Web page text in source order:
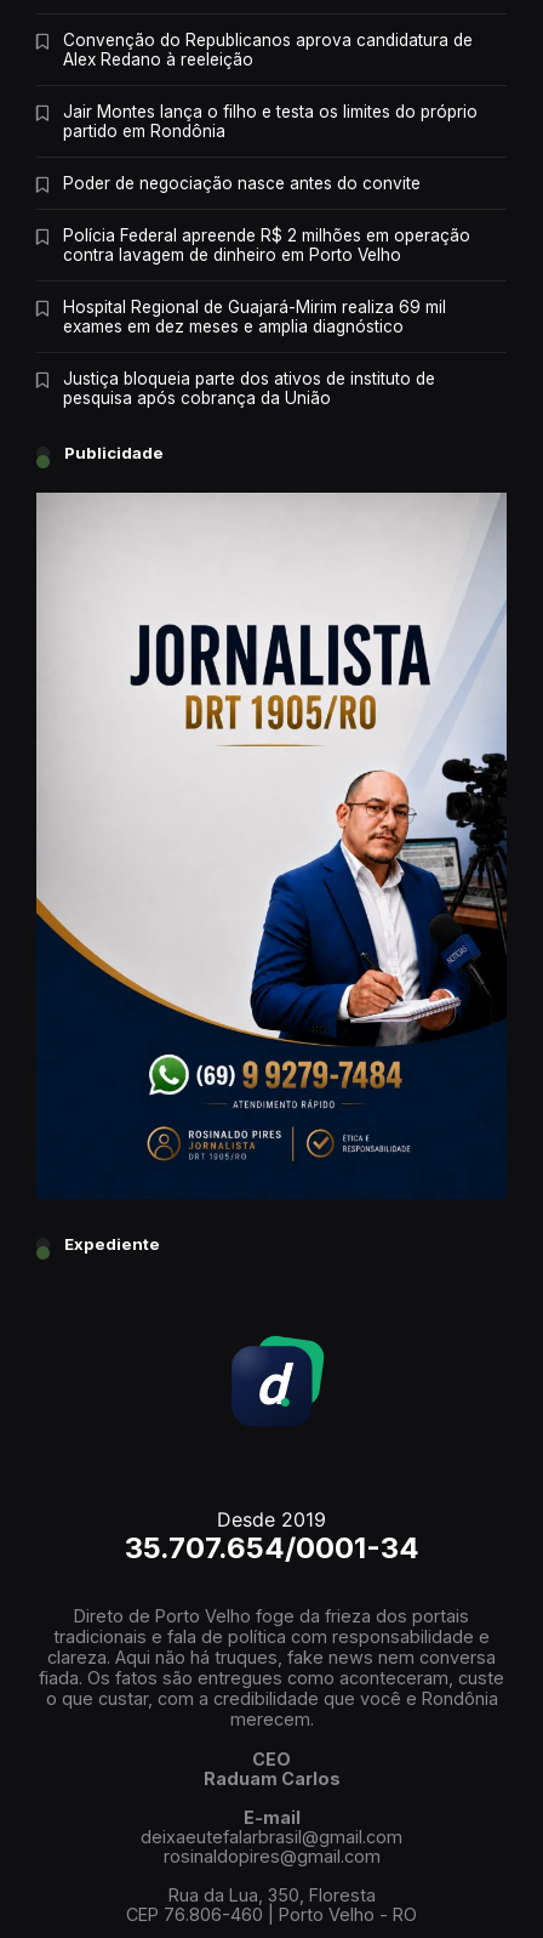
Convenção do Republicanos aprova candidatura de
Alex Redano à reeleição
Jair Montes lança o filho e testa os limites do próprio
partido em Rondônia
Poder de negociação nasce antes do convite
Polícia Federal apreende R$ 2 milhões em operação
contra lavagem de dinheiro em Porto Velho
Hospital Regional de Guajará-Mirim realiza 69 mil
exames em dez meses e amplia diagnóstico
Justiça bloqueia parte dos ativos de instituto de
pesquisa após cobrança da União
Publicidade
Expediente
Desde 2019
35.707.654/0001-34
Direto de Porto Velho foge da frieza dos portais
tradicionais e fala de política com responsabilidade e
clareza. Aqui não há truques, fake news nem conversa
fiada. Os fatos são entregues como aconteceram, custe
o que custar, com a credibilidade que você e Rondônia
merecem.
CEO
Raduam Carlos
E-mail
deixaeutefalarbrasil@gmail.com
rosinaldopires@gmail.com
Rua da Lua, 350, Floresta
CEP 76.806-460 | Porto Velho - RO